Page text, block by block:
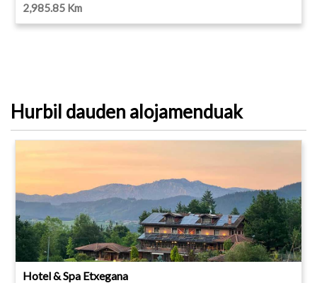
2,985.85 Km
Hurbil dauden alojamenduak
Hotel & Spa Etxegana